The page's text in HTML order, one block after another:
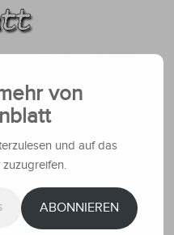
von
und auf das
ABONNIEREN